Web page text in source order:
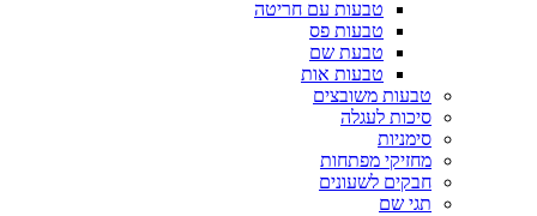
טבעות עם חריטה
טבעות פס
טבעת שם
טבעות אות
טבעות משובצים
סיכות לעגלה
סימניות
מחזיקי מפתחות
חבקים לשעונים
תגי שם